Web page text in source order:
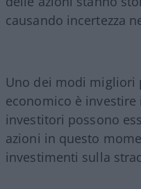
causando incertezza
Uno dei modi migliori
economico è
investitori possono
azioni in questo
investimenti sulla